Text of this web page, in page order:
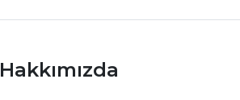
Hakkımızda